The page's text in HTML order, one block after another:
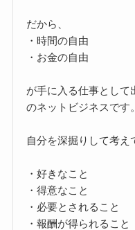
だから、
・時間の自由
・お金の自由
が手に入る仕事として
のネットビジネスです。
自分を深掘りして考え
・好きなこと
・得意なこと
・必要とされること
・報酬が得られること